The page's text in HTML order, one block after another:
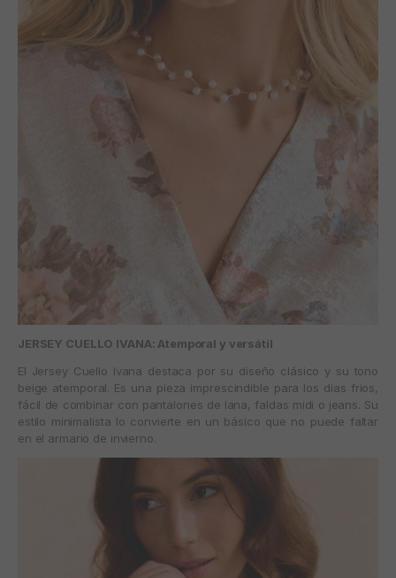
JERSEY CUELLO IVANA: Atemporal y versátil
El Jersey Cuello Ivana destaca por su diseño clásico y su tono
beige atemporal. Es una pieza imprescindible para los días fríos,
fácil de combinar con pantalones de lana, faldas midi o jeans. Su
estilo minimalista lo convierte en un básico que no puede faltar
en el armario de invierno.